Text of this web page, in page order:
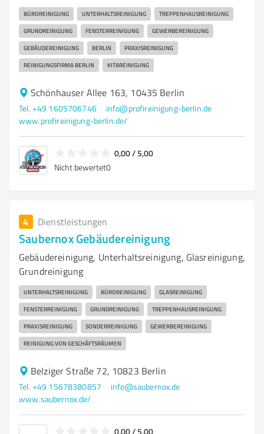
BÜROREINIGUNG UNTERHALTSREINIGUNG TREPPENHAUSREINIGUNG
GRUNDREINIGUNG FENSTERREINIGUNG GEWERBEREINIGUNG
GEBÄUDEREINIGUNG BERLIN PRAXISREINIGUNG
REINIGUNGSFIRMA BERLIN KITAREINIGUNG
Schönhauser Allee 163, 10435 Berlin
Tel. +49 1605706746
info@profireinigung-berlin.de
www.profireinigung-berlin.de/
0,00 / 5,00
Nicht bewertet0
4 Dienstleistungen
Saubernox Gebäudereinigung
Gebäudereinigung, Unterhaltsreinigung, Glasreinigung,
Grundreinigung
UNTERHALTSREINIGUNG BÜROREINIGUNG GLASREINIGUNG
FENSTERREINIGUNG GRUNDREINIGUNG TREPPENHAUSREINIGUNG
PRAXISREINIGUNG SONDERREINIGUNG GEWERBEREINIGUNG
REINIGUNG VON GESCHÄFTSRÄUMEN
Belziger Straße 72, 10823 Berlin
Tel. +49 15678380857
info@saubernox.de
www.saubernox.de/
0,00 / 5,00